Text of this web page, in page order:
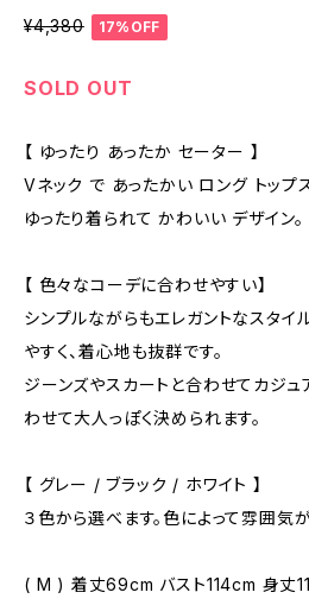
¥4,380 17%OFF
SOLD OUT
【 ゆったり あったか セーター 】
Vネック で あったかい ロング トップス
ゆったり着られて かわいい デザイン。
【 色々なコーデに合わせやすい】
シンプルながらもエレガントなスタイ
やすく、着心地も抜群です。
ジーンズやスカートと合わせてカジュ
わせて大人っぽく決められます。
【 グレー / ブラック / ホワイト 】
３色から選べます。色によって雰囲気
( M ) 着丈69cm バスト114cm 身丈